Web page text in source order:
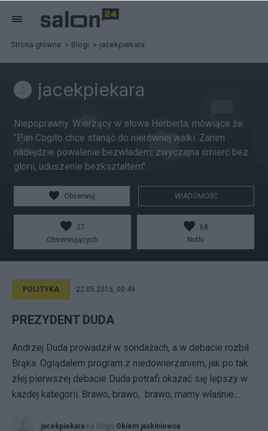
Strona główna Blogi jacekpiekara
jacekpiekara
Niepoprawny. Wierzący w słowa Herberta, mówiące że
"Pan Cogito chce stanąć do nierównej walki. Zanim
nadejdzie powalenie bezwładem, zwyczajna śmierć bez
glorii, uduszenie bezkształtem".
Obserwuj WIADOMOŚĆ
27
Obserwujących
68
Notki
POLITYKA 22.05.2015, 00:49
PREZYDENT DUDA
Andrzej Duda prowadził w sondażach, a w debacie rozbił
Brąka. Oglądałem program z niedowierzaniem, jak po tak
złej pierwszej debacie Duda potrafi okazać się lepszy w
każdej kategorii. Brawo, brawo, brawo, mamy właśnie...
jacekpiekara na blogu Okiem jaskiniowca